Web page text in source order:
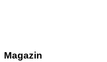
Magazin